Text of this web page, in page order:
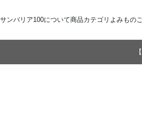
サンバリア100について商品カテゴリ よみもの